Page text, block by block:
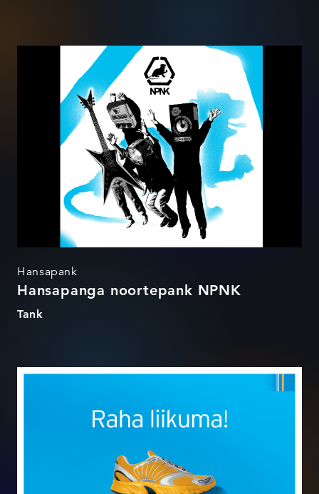
Hansapanga noortepank
NPNK
Hansapank
Hansapanga noortepank NPNK
Tank
Näita inflatsioonile kandu